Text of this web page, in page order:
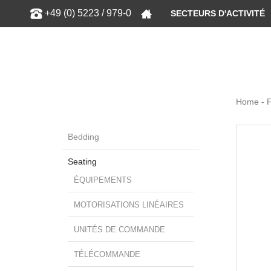
+49 (0) 5223 / 979-0 SECTEURS D'ACTIVITÉ
Home -
Bedding
Seating
ÉQUIPEMENTS
MOTORISATIONS LINÉAIRES
UNITÉS DE COMMANDE
TÉLÉCOMMANDE